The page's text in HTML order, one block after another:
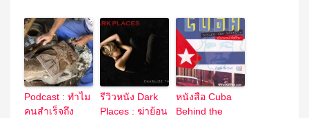
Podcast : ทำไม
คนสำเร็จถึง
รีวิวหนัง Dark
Places : ฆ่าย้อน
หนังสือ Cuba
Behind the